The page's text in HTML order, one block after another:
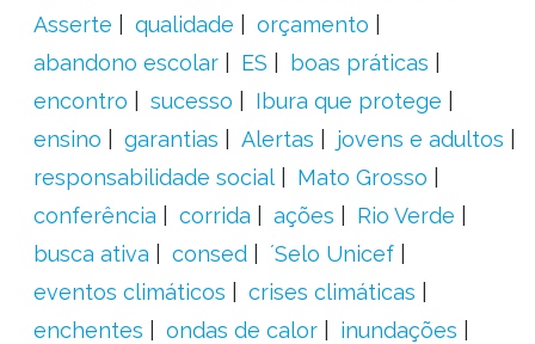
Asserte
qualidade
orçamento
abandono escolar
ES
boas práticas
encontro
sucesso
Ibura que protege
ensino
garantias Alertas
jovens e adultos
responsabilidade social
Mato Grosso
conferência
corrida ações
Rio Verde
busca ativa
consed
´Selo Unicef
eventos climáticos
crises climáticas
enchentes
ondas de calor
inundações